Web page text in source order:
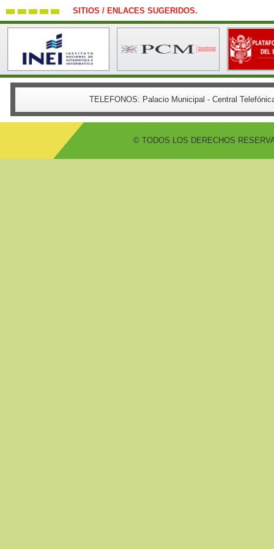
SITIOS / ENLACES SUGERIDOS.
TELEFONOS: Palacio Municipal - Central
© TODOS LOS DERECHOS